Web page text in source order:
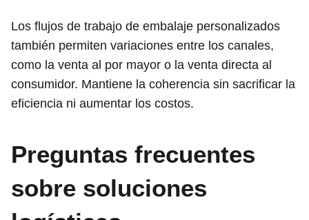
Los flujos de trabajo de embalaje personalizados
también permiten variaciones entre los canales,
como la venta al por mayor o la venta directa al
consumidor. Mantiene la coherencia sin sacrificar la
eficiencia ni aumentar los costos.
Preguntas frecuentes
sobre soluciones